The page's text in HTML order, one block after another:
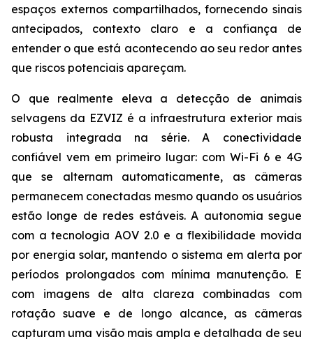
espaços externos compartilhados, fornecendo sinais
antecipados, contexto claro e a confiança de
entender o que está acontecendo ao seu redor antes
que riscos potenciais apareçam.
O que realmente eleva a detecção de animais
selvagens da EZVIZ é a infraestrutura exterior mais
robusta integrada na série. A conectividade
confiável vem em primeiro lugar: com Wi-Fi 6 e 4G
que se alternam automaticamente, as câmeras
permanecem conectadas mesmo quando os usuários
estão longe de redes estáveis. A autonomia segue
com a tecnologia AOV 2.0 e a flexibilidade movida
por energia solar, mantendo o sistema em alerta por
períodos prolongados com mínima manutenção. E
com imagens de alta clareza combinadas com
rotação suave e de longo alcance, as câmeras
capturam uma visão mais ampla e detalhada de seu